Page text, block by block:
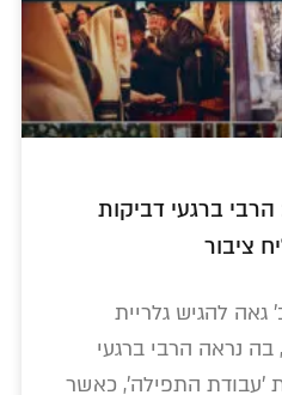
הרבי ברגעי דביקות
ציבור
להגיש גלריית
בה נראה הרבי ברגעי
'עבודת התפילה', כאשר